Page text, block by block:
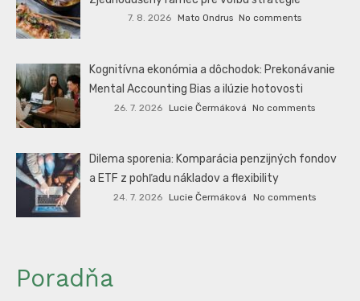
7. 8. 2026 Mato Ondrus No comments
Kognitívna ekonómia a dôchodok: Prekonávanie
Mental Accounting Bias a ilúzie hotovosti
26. 7. 2026 Lucie Čermáková No comments
Dilema sporenia: Komparácia penzijných fondov
a ETF z pohľadu nákladov a flexibility
24. 7. 2026 Lucie Čermáková No comments
Poradňa